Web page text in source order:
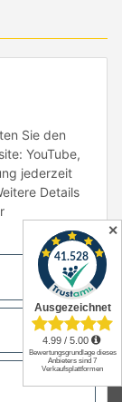
& Motivpapier -
✕
Sie den
YouTube,
jederzeit
Details